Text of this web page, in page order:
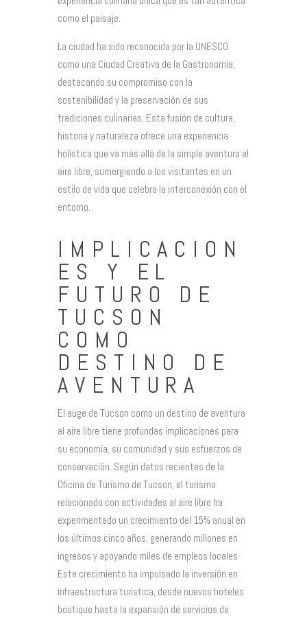
como el paisaje.
La ciudad ha sido reconocida por la UNESCO
como una Ciudad Creativa de la Gastronomía,
destacando su compromiso con la
sostenibilidad y la preservación de sus
tradiciones culinarias. Esta fusión de cultura,
historia y naturaleza ofrece una experiencia
holística que va más allá de la simple aventura al
aire libre, sumergiendo a los visitantes en un
estilo de vida que celebra la interconexión con el
entorno.
IMPLICACION
ES Y EL
FUTURO DE
TUCSON
COMO
DESTINO DE
AVENTURA
El auge de Tucson como un destino de aventura
al aire libre tiene profundas implicaciones para
su economía, su comunidad y sus esfuerzos de
conservación. Según datos recientes de la
Oficina de Turismo de Tucson, el turismo
relacionado con actividades al aire libre ha
experimentado un crecimiento del 15% anual en
los últimos cinco años, generando millones en
ingresos y apoyando miles de empleos locales.
Este crecimiento ha impulsado la inversión en
infraestructura turística, desde nuevos hoteles
boutique hasta la expansión de servicios de